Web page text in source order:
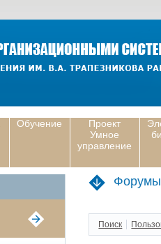
Обучение
Проект
Умное
управление
Поиск